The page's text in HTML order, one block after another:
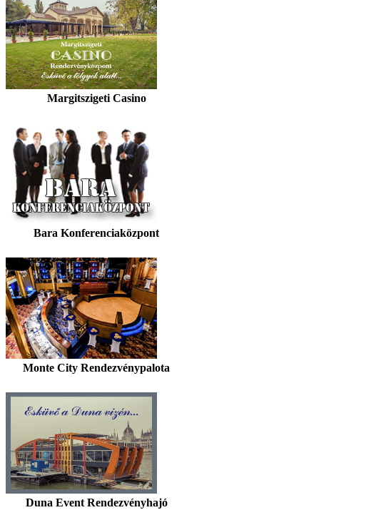
Margitszigeti Casino
Bara Konferenciaközpont
Monte City Rendezvénypalota
Duna Event Rendezvényhajó